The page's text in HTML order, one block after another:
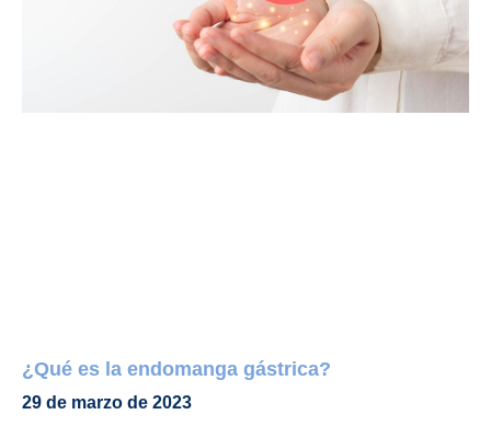
¿Qué es la endomanga gástrica?
29 de marzo de 2023